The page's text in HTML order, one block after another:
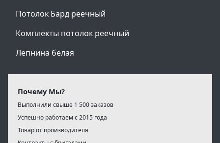
Потолок Бард реечный
Комплекты потолок реечный
Лепнина белая
Почему Мы?
Выполнили свыше 1 500 заказов
Успешно работаем с 2015 года
Товар от производителя